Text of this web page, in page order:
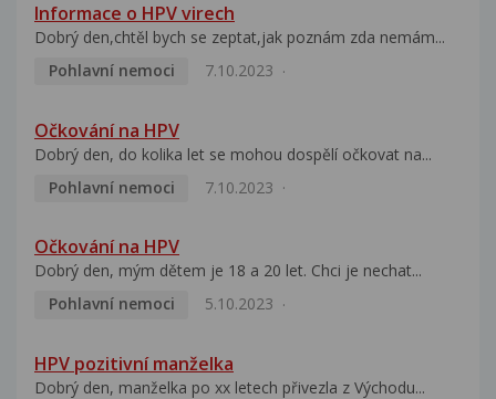
Informace o HPV virech
Dobrý den,chtěl bych se zeptat,jak poznám zda nemám...
Pohlavní nemoci
7.10.2023
Očkování na HPV
Dobrý den, do kolika let se mohou dospělí očkovat na...
Pohlavní nemoci
7.10.2023
Očkování na HPV
Dobrý den, mým dětem je 18 a 20 let. Chci je nechat...
Pohlavní nemoci
5.10.2023
HPV pozitivní manželka
Dobrý den, manželka po xx letech přivezla z Východu...